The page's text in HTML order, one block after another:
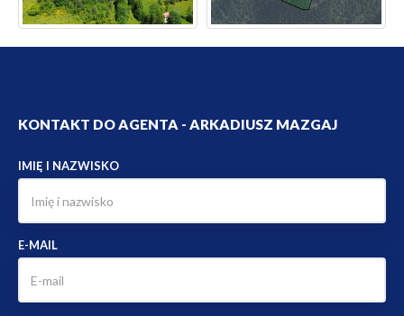
KONTAKT DO AGENTA - ARKADIUSZ MAZGAJ
IMIĘ I NAZWISKO
E-MAIL